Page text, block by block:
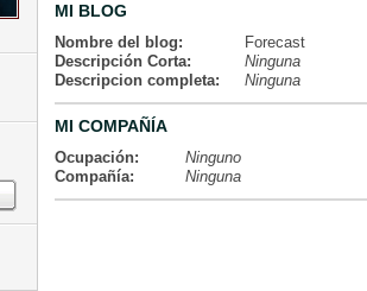
MI BLOG
Nombre del blog:
Forecast
Descripción Corta:
Ninguna
Descripcion completa:
Ninguna
MI COMPAÑÍA
Ocupación:
Ninguno
Compañía:
Ninguna